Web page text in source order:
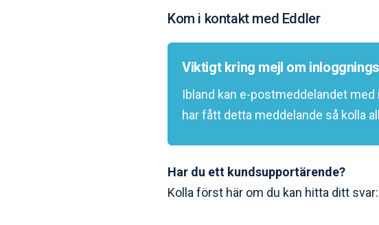
Kom i kontakt med Eddler
Viktigt kring mejl om
Ibland kan e-postmeddelandet
har fått detta meddelande så kolla
Har du ett kundsupportärende?
Kolla först här om du kan hitta ditt svar: